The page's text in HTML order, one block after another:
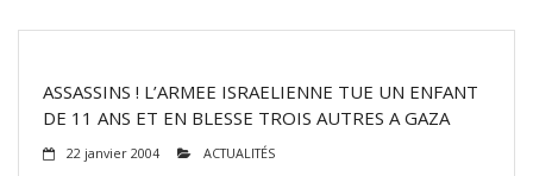
ASSASSINS ! L’ARMEE ISRAELIENNE TUE UN ENFANT
DE 11 ANS ET EN BLESSE TROIS AUTRES A GAZA
22 janvier 2004 ACTUALITÉS